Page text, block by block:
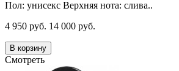
Пол: унисекс Верхняя нота: слива..
4 950 руб. 14 000 руб.
В корзину
Смотреть